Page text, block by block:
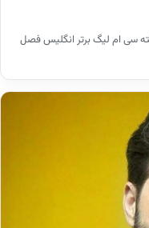
سی ام لیگ برتر انگلیس فصل